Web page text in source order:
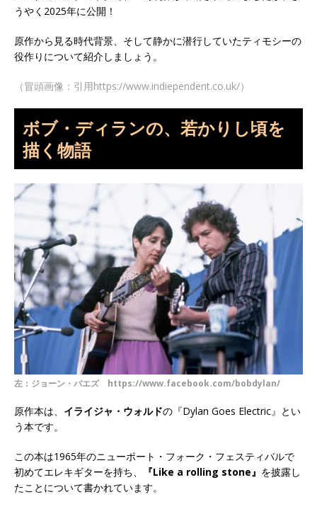
うやく2025年に公開！
原作から見る時代背景、そして静かに潜行していたティモシーの
役作りについて紹介しましょう。
（冒頭画像：引用https://www.indiependent.co.uk/）
ボブ・ディランの、若かりし頃を
描く物語
左：ジョーン・バエズ https://www.facebook.com/bobdylan/
原作本は、 イライジャ・ウォルドの『Dylan Goes Electric』とい
う本です。
この本は1965年のニューポート・フォーク・フェスティバルで
初めてエレキギターを持ち、
『Like a rolling stone』 を披露し
たことについて書かれています。